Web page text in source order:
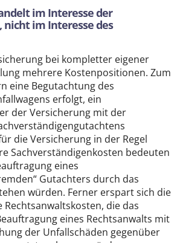
im Interesse der
nicht im Interesse des
bei kompletter eigener
mehrere Kostenpositionen. Zum
eine Begutachtung des
erfolgt, ein
der Versicherung mit der
die Versicherung in der Regel
Sachverständigenkosten bedeuten
eines
Gutachters durch das
würden. Ferner erspart sich die
Rechtsanwaltskosten, die das
eines Rechtsanwalts mit
der Unfallschäden gegenüber